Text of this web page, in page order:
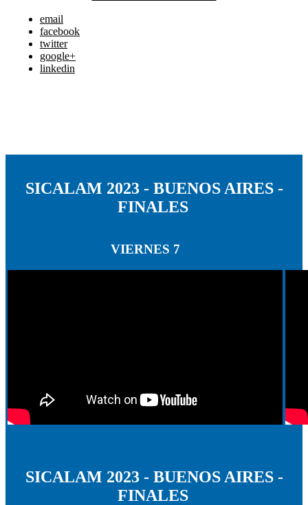
email
facebook
twitter
google+
linkedin
SICALAM 2023 - BUENOS AIRES -
FINALES
VIERNES 7
SICALAM 2023 - BUENOS AIRES -
FINALES